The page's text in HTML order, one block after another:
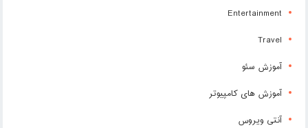
Entertainment
Travel
آموزش سئو
آموزش های کامپیوتر
آنتی ویروس